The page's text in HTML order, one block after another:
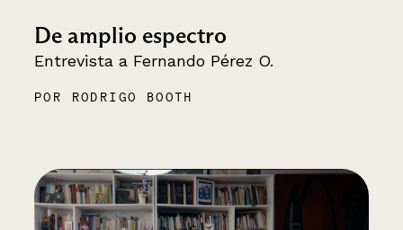
De amplio espectro
Entrevista a Fernando Pérez O.
POR RODRIGO BOOTH